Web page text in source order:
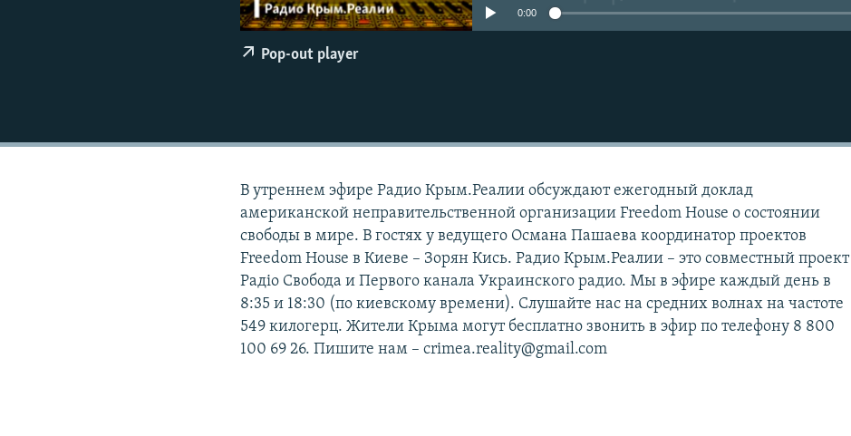
0:00
Pop-out player
В утреннем эфире Радио Крым.Реалии обсуждают ежегодный доклад
американской неправительственной организации Freedom House о состоянии
свободы в мире. В гостях у ведущего Османа Пашаева координатор проектов
Freedom House в Киеве – Зорян Кись. Радио Крым.Реалии – это совместный проект
Радіо Свобода и Первого канала Украинского радио. Мы в эфире каждый день в
8:35 и 18:30 (по киевскому времени). Слушайте нас на средних волнах на частоте
549 килогерц. Жители Крыма могут бесплатно звонить в эфир по телефону 8 800
100 69 26. Пишите нам – crimea.reality@gmail.com